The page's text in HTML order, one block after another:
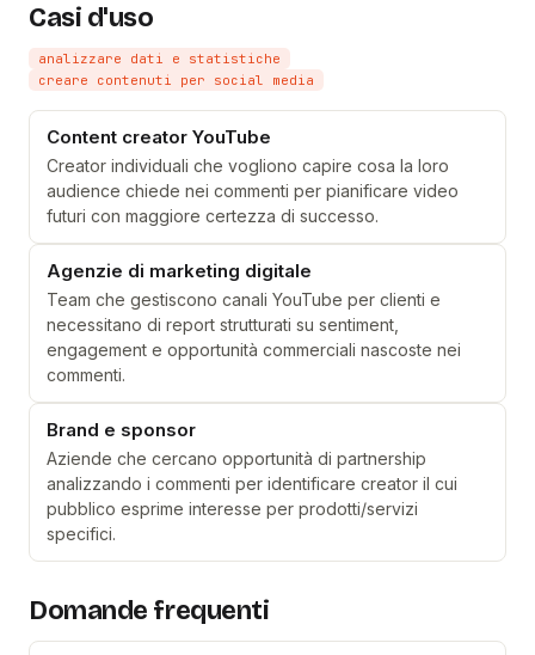
Casi d'uso
analizzare dati e statistiche
creare contenuti per social media
Content creator YouTube
Creator individuali che vogliono capire cosa la loro
audience chiede nei commenti per pianificare video
futuri con maggiore certezza di successo.
Agenzie di marketing digitale
Team che gestiscono canali YouTube per clienti e
necessitano di report strutturati su sentiment,
engagement e opportunità commerciali nascoste nei
commenti.
Brand e sponsor
Aziende che cercano opportunità di partnership
analizzando i commenti per identificare creator il cui
pubblico esprime interesse per prodotti/servizi
specifici.
Domande frequenti